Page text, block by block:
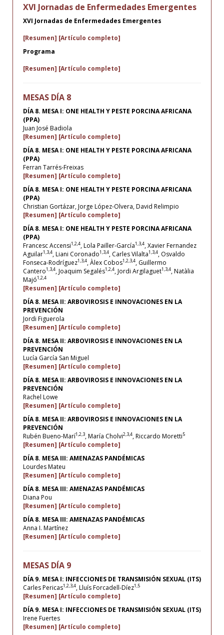
XVI Jornadas de Enfermedades Emergentes
XVI Jornadas de Enfermedades Emergentes
[Resumen] [Artículo completo]
Programa
[Resumen] [Artículo completo]
MESAS DÍA 8
DÍA 8. MESA I: ONE HEALTH Y PESTE PORCINA AFRICANA
(PPA)
Juan José Badiola
[Resumen] [Artículo completo]
DÍA 8. MESA I: ONE HEALTH Y PESTE PORCINA AFRICANA
(PPA)
Ferran Tarrés-Freixas
[Resumen] [Artículo completo]
DÍA 8. MESA I: ONE HEALTH Y PESTE PORCINA AFRICANA
(PPA)
Christian Gortázar, Jorge López-Olvera, David Relimpio
[Resumen] [Artículo completo]
DÍA 8. MESA I: ONE HEALTH Y PESTE PORCINA AFRICANA
(PPA)
Francesc Accensi1,2,4, Lola Pailler-García1,3,4, Xavier Fernandez
Aguilar1,3,4, Liani Coronado1,3,4, Carles Vilalta1,3,4, Osvaldo
Fonseca-Rodríguez1,3,4, Àlex Cobos1,2,3,4, Guillermo
Cantero1,3,4, Joaquim Segalés1,2,4, Jordi Argilaguet1,3,4, Natàlia
Majó1,2,4
[Resumen] [Artículo completo]
DÍA 8. MESA II: ARBOVIROSIS E INNOVACIONES EN LA
PREVENCIÓN
Jordi Figuerola
[Resumen] [Artículo completo]
DÍA 8. MESA II: ARBOVIROSIS E INNOVACIONES EN LA
PREVENCIÓN
Lucía García San Miguel
[Resumen] [Artículo completo]
DÍA 8. MESA II: ARBOVIROSIS E INNOVACIONES EN LA
PREVENCIÓN
Rachel Lowe
[Resumen] [Artículo completo]
DÍA 8. MESA II: ARBOVIROSIS E INNOVACIONES EN LA
PREVENCIÓN
Rubén Bueno-Marí1,2,3, María Cholvi2,3,4, Riccardo Moretti5
[Resumen] [Artículo completo]
DÍA 8. MESA III: AMENAZAS PANDÉMICAS
Lourdes Mateu
[Resumen] [Artículo completo]
DÍA 8. MESA III: AMENAZAS PANDÉMICAS
Diana Pou
[Resumen] [Artículo completo]
DÍA 8. MESA III: AMENAZAS PANDÉMICAS
Anna I. Martínez
[Resumen] [Artículo completo]
MESAS DÍA 9
DÍA 9. MESA I: INFECCIONES DE TRANSMISIÓN SEXUAL (ITS)
Carles Pericas1,2,3,4, Lluís Forcadell-Díez1,5
[Resumen] [Artículo completo]
DÍA 9. MESA I: INFECCIONES DE TRANSMISIÓN SEXUAL (ITS)
Irene Fuertes
[Resumen] [Artículo completo]